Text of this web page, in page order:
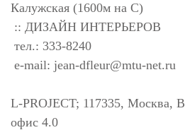
Калужская (1600м на С)
:: ДИЗАЙН ИНТЕРЬЕРОВ
тел.: 333-8240
e-mail: jean-dfleur@mtu-net.ru
L-PROJECT; 117335, Москва,
офис 4.0